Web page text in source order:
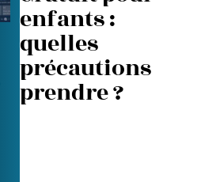
enfants :
quelles
précautions
prendre ?